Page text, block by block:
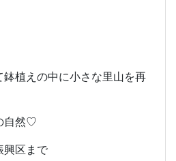
植えの中に小さな里山を再
自然♡
興区まで